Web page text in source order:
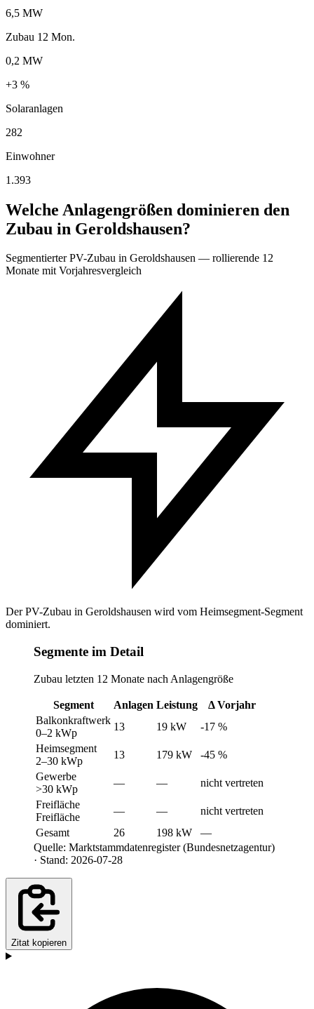
6,5 MW
Zubau 12 Mon.
0,2 MW
+3 %
Solaranlagen
282
Einwohner
1.393
Welche Anlagengrößen dominieren den
Zubau in Geroldshausen?
Segmentierter PV-Zubau in Geroldshausen — rollierende 12
Monate mit Vorjahresvergleich
Der PV-Zubau in Geroldshausen wird vom Heimsegment-Segment
dominiert.
Segmente im Detail
Zubau letzten 12 Monate nach Anlagengröße
Segment Anlagen Leistung
Δ Vorjahr
Balkonkraftwerk
0–2 kWp
13 19 kW
-17 %
Heimsegment
2–30 kWp
13 179 kW
-45 %
Gewerbe
>30 kWp
— —
nicht vertreten
Freifläche
Freifläche
— —
nicht vertreten
Gesamt
26 198 kW
—
Quelle: Marktstammdatenregister (Bundesnetzagentur)
· Stand: 2026-07-28
Zitat kopieren